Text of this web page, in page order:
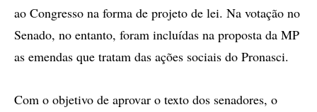
ao Congresso na forma de projeto de lei. Na votação no
Senado, no entanto, foram incluídas na proposta da MP
as emendas que tratam das ações sociais do Pronasci.
Com o objetivo de aprovar o texto dos senadores, o